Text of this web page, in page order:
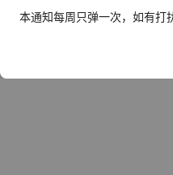
本通知每周只弹一次，如有打